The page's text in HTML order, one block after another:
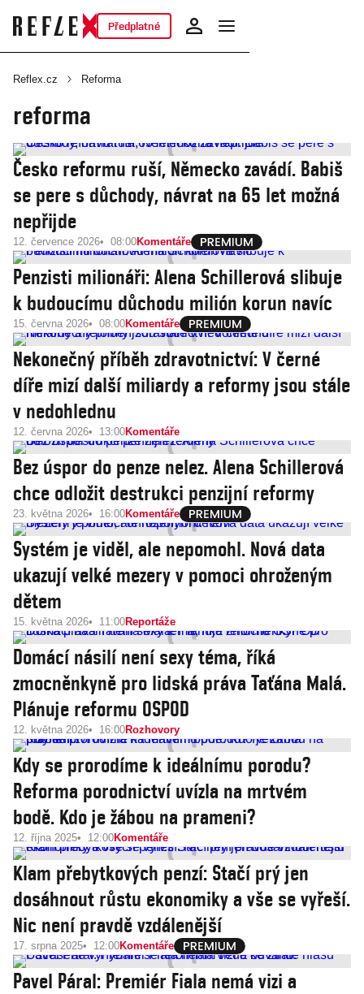
Předplatné
Reflex.cz Reforma
reforma
Česko reformu ruší, Německo zavádí. Babiš
se pere s důchody, návrat na 65 let možná
nepřijde
12. července 2026 08:00Komentáře
Penzisti milionáři: Alena Schillerová slibuje
k budoucímu důchodu milión korun navíc
15. června 2026 08:00Komentáře
Nekonečný příběh zdravotnictví: V černé
díře mizí další miliardy a reformy jsou stále
v nedohlednu
12. června 2026 13:00Komentáře
Bez úspor do penze nelez. Alena Schillerová
chce odložit destrukci penzijní reformy
23. května 2026 16:00Komentáře
Systém je viděl, ale nepomohl. Nová data
ukazují velké mezery v pomoci ohroženým
dětem
15. května 2026 11:00Reportáže
Domácí násilí není sexy téma, říká
zmocněnkyně pro lidská práva Taťána Malá.
Plánuje reformu OSPOD
12. května 2026 16:00Rozhovory
Kdy se prorodíme k ideálnímu porodu?
Reforma porodnictví uvízla na mrtvém
bodě. Kdo je žábou na prameni?
12. října 2025 12:00Komentáře
Klam přebytkových penzí: Stačí prý jen
dosáhnout růstu ekonomiky a vše se vyřeší.
Nic není pravdě vzdálenější
17. srpna 2025 12:00Komentáře
Pavel Páral: Premiér Fiala nemá vizi a